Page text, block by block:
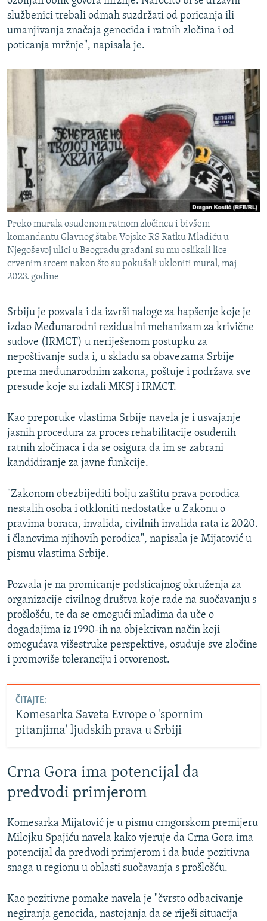
službenici trebali odmah suzdržati od poricanja ili
umanjivanja značaja genocida i ratnih zločina i od
poticanja mržnje", napisala je.
Preko murala osuđenom ratnom zločincu i bivšem
komandantu Glavnog štaba Vojske RS Ratku Mladiću u
Njegoševoj ulici u Beogradu građani su mu oslikali lice
crvenim srcem nakon što su pokušali ukloniti mural, maj
2023. godine
Srbiju je pozvala i da izvrši naloge za hapšenje koje je
izdao Međunarodni rezidualni mehanizam za krivične
sudove (IRMCT) u neriješenom postupku za
nepoštivanje suda i, u skladu sa obavezama Srbije
prema međunarodnim zakona, poštuje i podržava sve
presude koje su izdali MKSJ i IRMCT.
Kao preporuke vlastima Srbije navela je i usvajanje
jasnih procedura za proces rehabilitacije osuđenih
ratnih zločinaca i da se osigura da im se zabrani
kandidiranje za javne funkcije.
"Zakonom obezbijediti bolju zaštitu prava porodica
nestalih osoba i otkloniti nedostatke u Zakonu o
pravima boraca, invalida, civilnih invalida rata iz 2020.
i članovima njihovih porodica", napisala je Mijatović u
pismu vlastima Srbije.
Pozvala je na promicanje podsticajnog okruženja za
organizacije civilnog društva koje rade na suočavanju s
prošlošću, te da se omogući mladima da uče o
događajima iz 1990-ih na objektivan način koji
omogućava višestruke perspektive, osuđuje sve zločine
i promoviše toleranciju i otvorenost.
ČITAJTE:
Komesarka Saveta Evrope o 'spornim
pitanjima' ljudskih prava u Srbiji
Crna Gora ima potencijal da
predvodi primjerom
Komesarka Mijatović je u pismu crngorskom premijeru
Milojku Spajiću navela kako vjeruje da Crna Gora ima
potencijal da predvodi primjerom i da bude pozitivna
snaga u regionu u oblasti suočavanja s prošlošću.
Kao pozitivne pomake navela je "čvrsto odbacivanje
negiranja genocida, nastojanja da se riješi situacija